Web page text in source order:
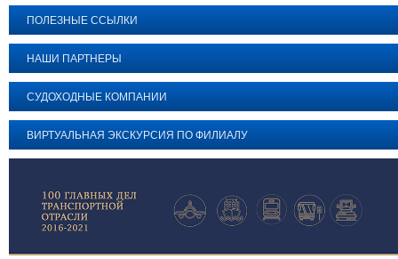
ПОЛЕЗНЫЕ ССЫЛКИ
НАШИ ПАРТНЕРЫ
СУДОХОДНЫЕ КОМПАНИИ
ВИРТУАЛЬНАЯ ЭКСКУРСИЯ ПО ФИЛИАЛУ